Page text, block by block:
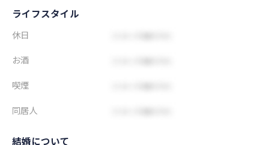
ライフスタイル
休日
お酒
喫煙
同居人
結婚について